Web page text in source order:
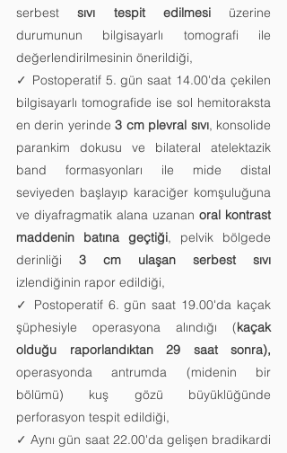
serbest sıvı tespit edilmesi üzerine
durumunun bilgisayarlı tomografi ile
değerlendirilmesinin önerildiği,
✓ Postoperatif 5. gün saat 14.00'da çekilen
bilgisayarlı tomografide ise sol hemitoraksta
en derin yerinde 3 cm plevral sıvı, konsolide
parankim dokusu ve bilateral atelektazik
band formasyonları ile mide distal
seviyeden başlayıp karaciğer komşuluğuna
ve diyafragmatik alana uzanan oral kontrast
maddenin batına geçtiği, pelvik bölgede
derinliği 3 cm ulaşan serbest sıvı
izlendiğinin rapor edildiği,
✓ Postoperatif 6. gün saat 19.00'da kaçak
şüphesiyle operasyona alındığı (kaçak
olduğu raporlandıktan 29 saat sonra),
operasyonda antrumda (midenin bir
bölümü) kuş gözü büyüklüğünde
perforasyon tespit edildiği,
✓ Aynı gün saat 22.00'da gelişen bradikardi